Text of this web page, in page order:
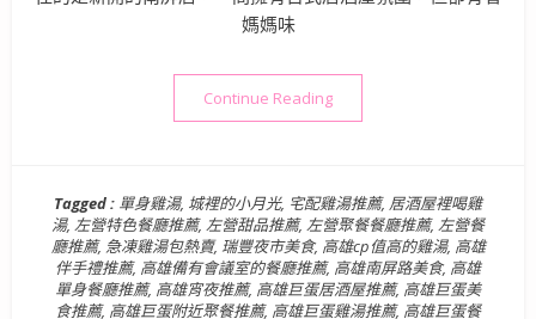
媽媽味
Continue Reading“【高雄美食】城裡的小月光
Tagged : 單身雞湯, 城裡的小月光, 宅配雞湯推薦, 居酒屋裡喝雞
湯, 左營特色餐廳推薦, 左營甜品推薦, 左營聚餐餐廳推薦, 左營餐
廳推薦, 急凍雞湯包熱賣, 瑞豐夜市美食, 高雄cp值高的雞湯, 高雄
伴手禮推薦, 高雄備有會議室的餐廳推薦, 高雄南屏路美食, 高雄
單身餐廳推薦, 高雄宵夜推薦, 高雄巨蛋居酒屋推薦, 高雄巨蛋美
食推薦, 高雄巨蛋附近聚餐推薦, 高雄巨蛋雞湯推薦, 高雄巨蛋餐